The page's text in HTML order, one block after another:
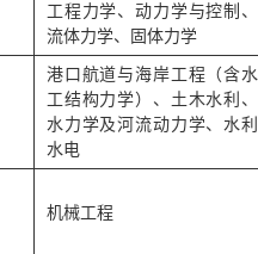
工程力学、动力学与控制、
流体力学、固体力学
港口航道与海岸工程（含水
工结构力学）、土木水利、
水力学及河流动力学、水利
水电
机械工程